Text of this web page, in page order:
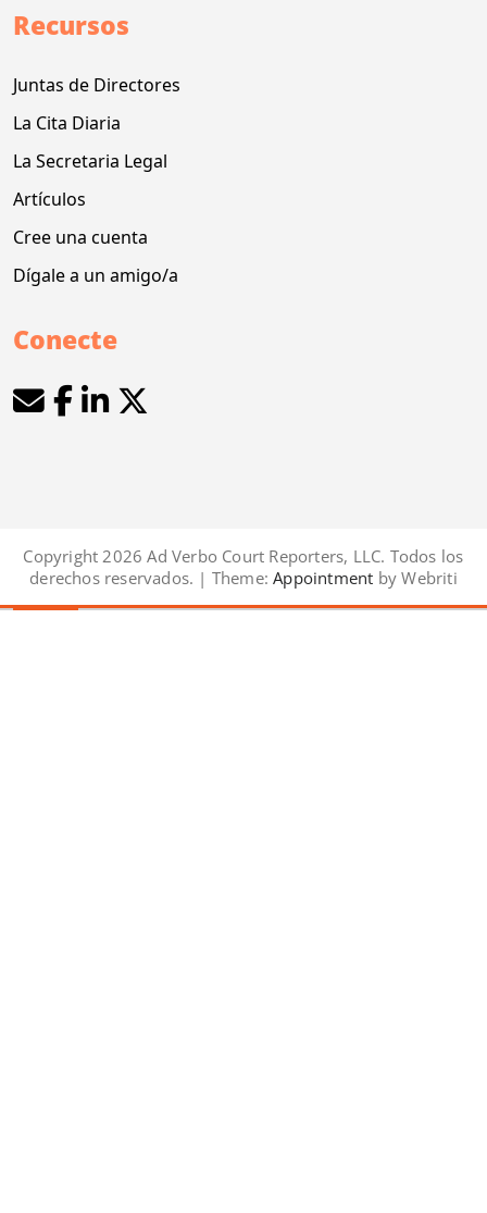
Recursos
Juntas de Directores
La Cita Diaria
La Secretaria Legal
Artículos
Cree una cuenta
Dígale a un amigo/a
Conecte
Copyright 2026 Ad Verbo Court Reporters, LLC. Todos los
derechos reservados. | Theme: Appointment by Webriti